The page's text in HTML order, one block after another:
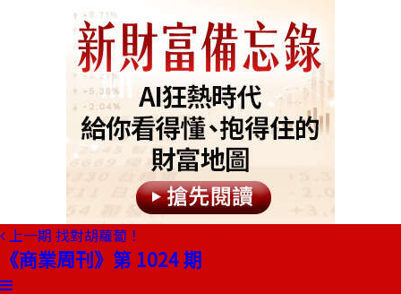
上一期 找對胡蘿蔔！
《商業周刊》第 1024 期